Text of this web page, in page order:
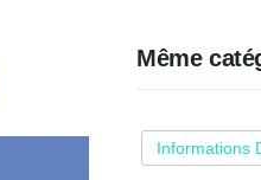
Même
Informations